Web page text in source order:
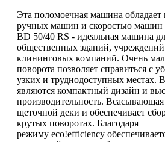
Эта поломоечная машина
ручных машин и скоростью машин
BD 50/40 RS - идеальная машина
общественных зданий, учреждений
клининговых компаний. Очень
поворота позволяет справиться с
узких и труднодоступных
являются компактный дизайн и
производительность.
щеточной деки и обеспечивает
крутых поворотах. Благодаря
режиму eco!efficiency